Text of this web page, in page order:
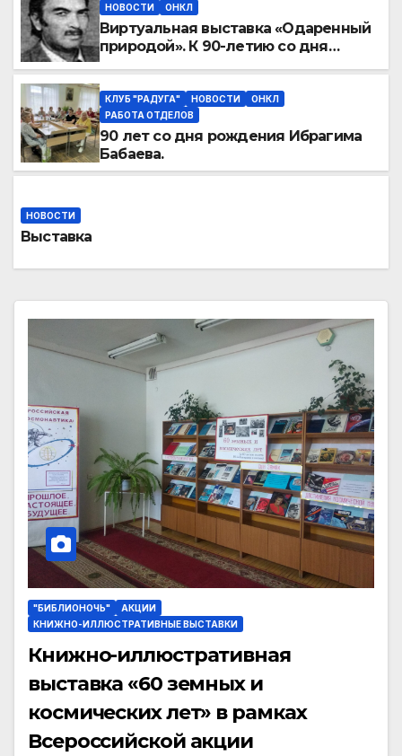
НОВОСТИ ОНКЛ
Виртуальная выставка «Одаренный
природой». К 90-летию со дня
КЛУБ "РАДУГА" НОВОСТИ
ОНКЛ
РАБОТА ОТДЕЛОВ
90 лет со дня рождения Ибрагима
Бабаева.
НОВОСТИ
Выставка
"БИБЛИОНОЧЬ"
АКЦИИ
КНИЖНО-ИЛЛЮСТРАТИВНЫЕ ВЫСТАВКИ
Книжно-иллюстративная
выставка «60 земных и
космических лет» в рамках
Всероссийской акции